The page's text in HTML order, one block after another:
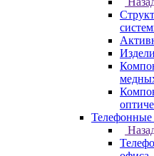
Телефонные